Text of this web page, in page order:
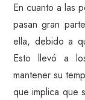
En cuanto a las
pasan gran
ella, debido a
Esto llevó a
mantener su
que implica que